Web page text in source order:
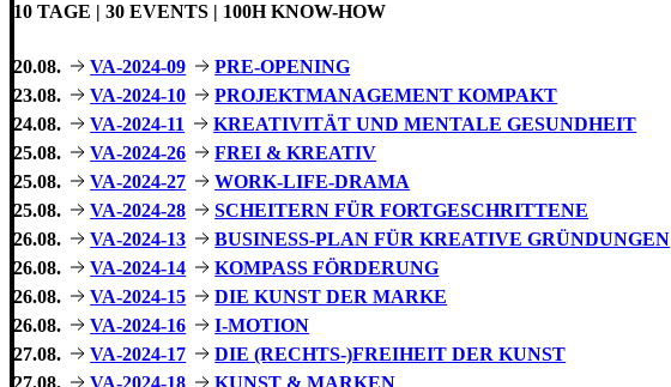
10 TAGE | 30 EVENTS | 100H KNOW-HOW
20.08. VA-2024-09
PRE-OPENING
23.08.
VA-2024-10
PROJEKTMANAGEMENT KOMPAKT
24.08.
VA-2024-11
KREATIVITÄT UND MENTALE GESUNDHEIT
25.08.
VA-2024-26
FREI & KREATIV
25.08.
VA-2024-27
WORK-LIFE-DRAMA
25.08.
VA-2024-28
SCHEITERN FÜR FORTGESCHRITTENE
26.08.
VA-2024-13
BUSINESS-PLAN FÜR KREATIVE GRÜNDUNGEN
26.08.
VA-2024-14
KOMPASS FÖRDERUNG
26.08.
VA-2024-15
DIE KUNST DER MARKE
26.08.
VA-2024-16
I-MOTION
27.08.
VA-2024-17
DIE (RECHTS-)FREIHEIT DER KUNST
27.08.
VA-2024-18
KUNST & MARKEN